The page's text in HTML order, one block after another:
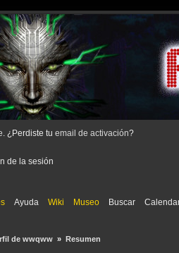
. ¿Perdiste tu email de activación?
de la sesión
Ayuda Wiki Museo Buscar
de wwqww » Resumen